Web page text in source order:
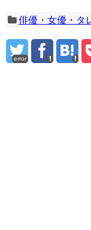
俳優・女優・タ
error